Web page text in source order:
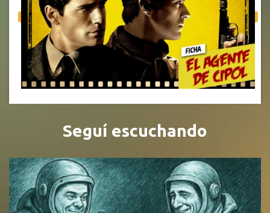
Seguí escuchando